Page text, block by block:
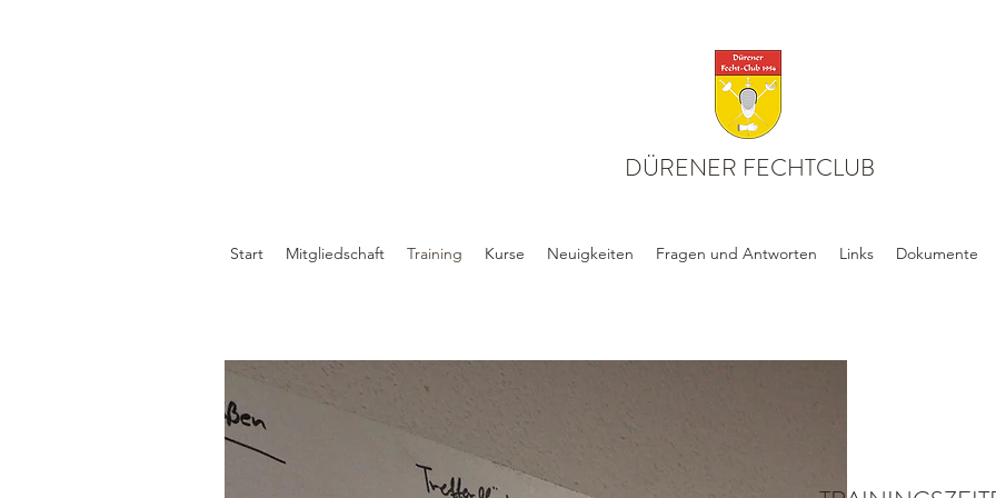
DÜRENER FECHTCLUB
Start Mitgliedschaft Training Kurse Neuigkeiten Fragen und Antworten Links Dokumente